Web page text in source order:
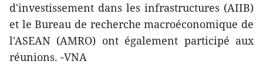
d'investissement dans les infrastructures (AIIB)
et le Bureau de recherche macroéconomique de
l'ASEAN (AMRO) ont également participé aux
réunions. -VNA